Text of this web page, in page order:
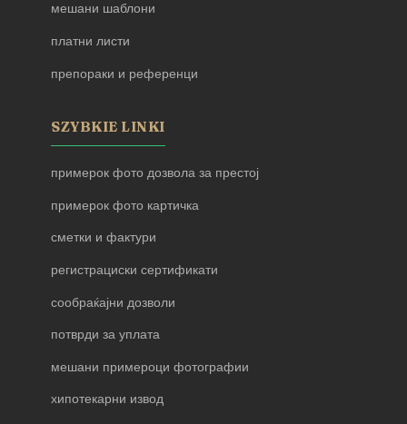
мешани шаблони
платни листи
препораки и референци
SZYBKIE LINKI
примерок фото дозвола за престој
примерок фото картичка
сметки и фактури
регистрациски сертификати
сообраќајни дозволи
потврди за уплата
мешани примероци фотографии
хипотекарни извод